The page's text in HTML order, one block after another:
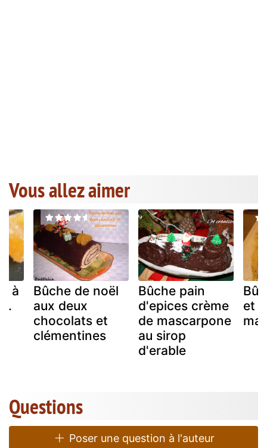
Vous allez aimer
à
Bûche de noël
aux deux
chocolats et
clémentines
Bûche pain
d'epices crème
de mascarpone
au sirop
d'erable
et
Questions
Poser une question à l'auteur